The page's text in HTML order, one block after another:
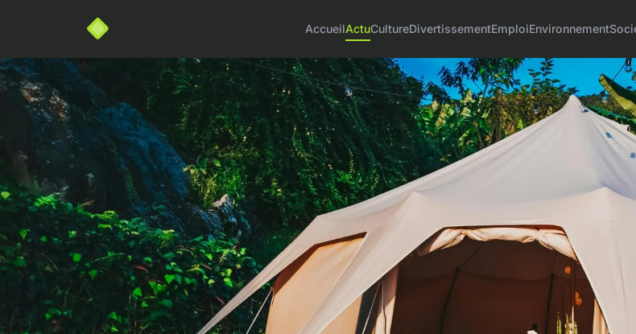
AccueilActuCultureDivertissementEmploiEnvironnement